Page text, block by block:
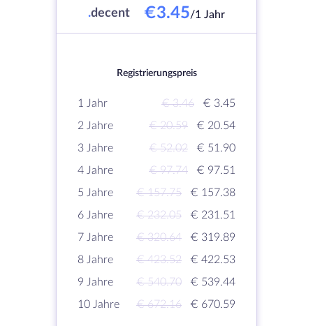
.decent €3.45/1 Jahr
Registrierungspreis
1 Jahr € 3.46
€ 3.45
2 Jahre
€ 20.59
€ 20.54
3 Jahre
€ 52.02
€ 51.90
4 Jahre
€ 97.74
€ 97.51
5 Jahre
€ 157.75
€ 157.38
6 Jahre
€ 232.05
€ 231.51
7 Jahre
€ 320.64
€ 319.89
8 Jahre
€ 423.52
€ 422.53
9 Jahre
€ 540.70
€ 539.44
10 Jahre
€ 672.16 € 670.59